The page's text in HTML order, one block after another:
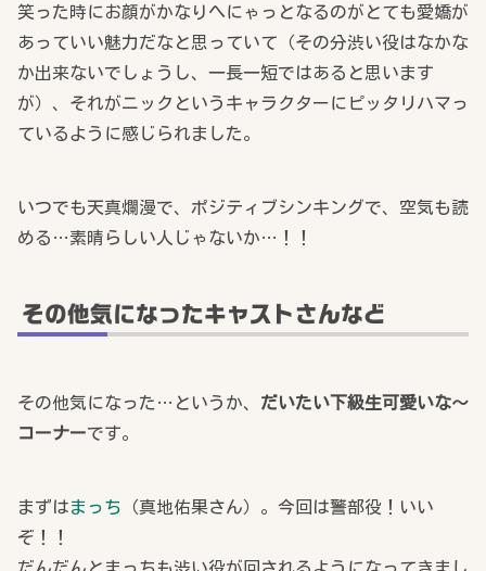
笑った時にお顔がかなりへにゃっとなるのがとても愛嬌が
あっていい魅力だなと思っていて（その分渋い役はなかな
か出来ないでしょうし、一長一短ではあると思います
が）、それがニックというキャラクターにピッタリハマっ
ているように感じられました。
いつでも天真爛漫で、ポジティブシンキングで、空気も読
める…素晴らしい人じゃないか…！！
その他気になったキャストさんなど
その他気になった…というか、 だいたい下級生可愛いな～
コーナーです。
まずはまっち （真地佑果さん）。今回は警部役！いい
ぞ！！